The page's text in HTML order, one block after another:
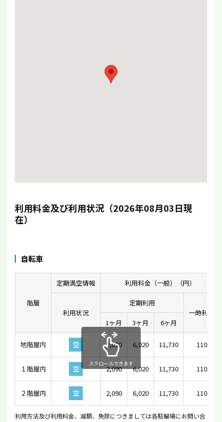
利用料金及び利用状況（2026年08月03日現
在）
自転車
階層
定期満空情報 利用料金（一般）（円）
利用状況
定期利用
一時利用
1ヶ月
3ヶ月 6ヶ月
地階屋内 空 2,090 6,020 11,730 110
１階屋内 空 2,090 6,020 11,730 110
２階屋内 空 2,090 6,020 11,730 110
スクロールできます
利用方法及び利用料金、減額、免除につきましては各駐輪場にお問い合